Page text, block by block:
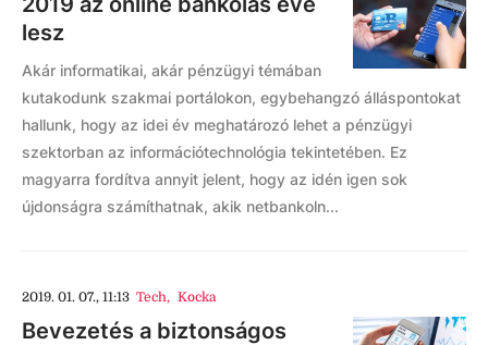
lesz
Akár informatikai, akár pénzügyi témában
kutakodunk szakmai portálokon, egybehangzó álláspontokat
hallunk, hogy az idei év meghatározó lehet a pénzügyi
szektorban az információtechnológia tekintetében. Ez
magyarra fordítva annyit jelent, hogy az idén igen sok
újdonságra számíthatnak, akik netbankoln...
2019. 01. 07., 11:13 Tech, Kocka
Bevezetés a biztonságos